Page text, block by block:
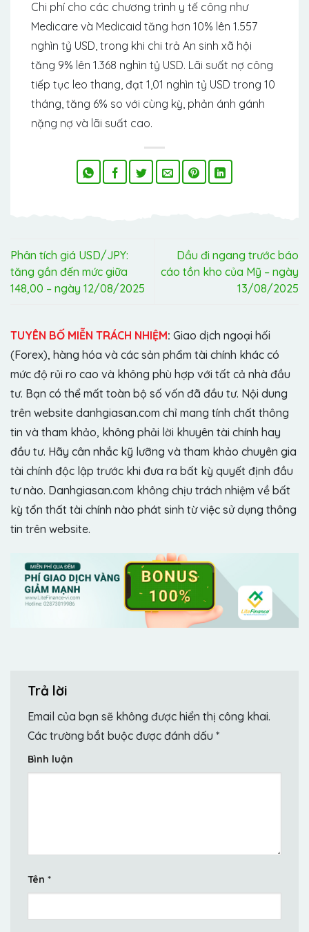
Chi phí cho các chương trình y tế công như
Medicare và Medicaid tăng hơn 10% lên 1.557
nghìn tỷ USD, trong khi chi trả An sinh xã hội
tăng 9% lên 1.368 nghìn tỷ USD. Lãi suất nợ công
tiếp tục leo thang, đạt 1,01 nghìn tỷ USD trong 10
tháng, tăng 6% so với cùng kỳ, phản ánh gánh
nặng nợ và lãi suất cao.
Phân tích giá USD/JPY:
tăng gần đến mức giữa
148,00 – ngày 12/08/2025
Dầu đi ngang trước báo
cáo tồn kho của Mỹ – ngày
13/08/2025
TUYÊN BỐ MIỄN TRÁCH NHIỆM: Giao dịch ngoại hối
(Forex), hàng hóa và các sản phẩm tài chính khác có
mức độ rủi ro cao và không phù hợp với tất cả nhà đầu
tư. Bạn có thể mất toàn bộ số vốn đã đầu tư. Nội dung
trên website danhgiasan.com chỉ mang tính chất thông
tin và tham khảo, không phải lời khuyên tài chính hay
đầu tư. Hãy cân nhắc kỹ lưỡng và tham khảo chuyên gia
tài chính độc lập trước khi đưa ra bất kỳ quyết định đầu
tư nào. Danhgiasan.com không chịu trách nhiệm về bất
kỳ tổn thất tài chính nào phát sinh từ việc sử dụng thông
tin trên website.
Trả lời
Email của bạn sẽ không được hiển thị công khai.
Các trường bắt buộc được đánh dấu *
Bình luận
Tên *